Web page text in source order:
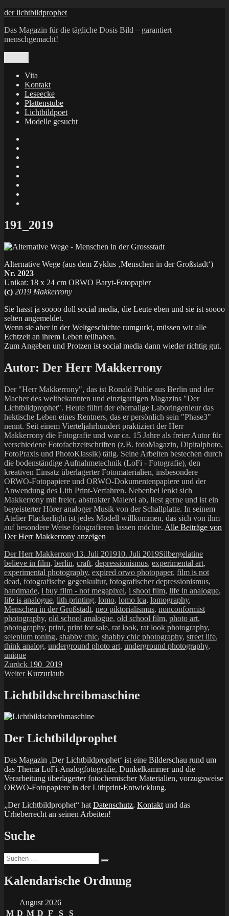
Zum
springen
der lichtbildprophet
Das Magazin für die tägliche Dosis Bild – garantiert
menschgemacht!
Vita
Kontakt
Leseecke
Plattenstube
Lichtbildpoet
Modelle gesucht
X
191_2019
Alternative Wege (aus dem Zyklus ‚Menschen in der Großstadt‘)
Nr. 2023
Unikat: 18 x 24 cm ORWO Baryt-Fotopapier
(c) 2019 Makkerrony
Sie hasst ja soooo doll social media, die Leute eben und sie ist soooo
selten angemeldet.
Wenn sie aber in der Weltgeschichte rumgurkt, müssen wir alle
Echtzeit an ihrem Leben teilhaben.
Zum Angeben und Protzen ist social media dann wieder richtig gut.
Autor: Der Herr Makkerrony
Der "Herr Makkerrony", das ist Ronald Puhle aus Berlin und der
Macher des weltbekannten und einzigartigen Magazins "Der
Lichtbildprophet". Heute führt der ehemalige Laboringenieur das
hektische Leben eines Rentners, das er persönlich sein "Phase3"
nennt. Seit einem Vierteljahrhundert praktiziert der Herr
Makkerrony die Fotografie und war ca. 15 Jahre als freier Autor für
verschiedene Fotofachzeitschriften (z.B. fotoMagazin, Dipitalphoto,
FotoPraxis und PhotoKlassik) tätig. Seine Arbeiten bestechen durch
die bodenständige Aufnahmetechnik (LoFi - Fotografie), den
kreativen Einsatz überlagerter Fotomaterialien, insbesondere
ORWO-Fotopapiere und ORWO-Dokumentenpapiere und der
Anwendung des Lith Print-Verfahren. Nebenbei lenkt sich
Makkerrony mit freier, abstrakter Malerei ab, liest gerne und ist ein
begeisterter Hörer analoger Musik von der Schallplatte. In seinem
Atelier Flackerlight ist jedes Modell willkommen, das sich von ihm
auf besondere Weise fotografieren lassen möchte. Alle Beiträge von
Der Herr Makkerrony anzeigen
Autor
Der Herr MakkerronyVeröffentlicht
am
13. Juli 201910. Juli 2019Kategorien
Silbergelatine
believe in film, berlin, craft, depressionismus, experimental art,
experimental photography, expired orwo photopaper, film is not
dead, fotografische gegenkultur, fotografischer depressionismus,
handmade, i buy film - not megapixel, i shoot film, life in analogue,
life is analogue, lith printing, lomo, lomo lca, lomography,
Menschen in der Großstadt, neo piktorialismus, nonconformist
photography, old school analogue, old school film, photo art,
photography, print, print for sale, rat look, rat look photography,
selenium toning, shabby chic, shabby chic photography, street life,
think analog, underground photo art, underground photography,
unique
Beitragsnavigation
Zurück Vorheriger
Beitrag:
190_2019
Weiter Nächster
Kurzurlaub
Lichtbildschreibmaschine
Der Lichtbildprophet
Das Magazin ‚Der Lichtbildprophet‘ ist eine Bilderschau rund um
das Thema LoFi-Analogfotografie, Dunkelkammer und die
Verarbeitung überlagerter fotochemischer Materialien, vorzugsweise
ORWO-Fotopapiere in der Lithprint-Entwicklung.
„Der Lichtbildprophet“ hat Datenschutz, Kontakt und das
Urheberrecht an seinen Arbeiten!
Suche
Suchen
nach:
Kalendarische Ordnung
August 2026
M D M D F S S